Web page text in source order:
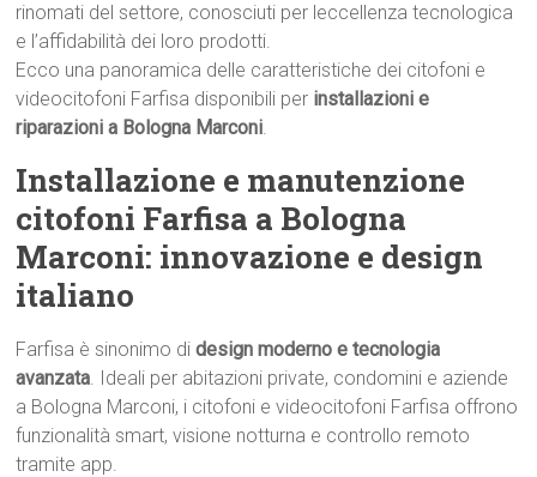
rinomati del settore, conosciuti per leccellenza tecnologica
e l’affidabilità dei loro prodotti.
Ecco una panoramica delle caratteristiche dei citofoni e
videocitofoni Farfisa disponibili per installazioni e
riparazioni a Bologna Marconi.
Installazione e manutenzione
citofoni Farfisa a Bologna
Marconi: innovazione e design
italiano
Farfisa è sinonimo didesign moderno e tecnologia
avanzata. Ideali per abitazioni private, condomini e aziende
a Bologna Marconi, i citofoni e videocitofoni Farfisa offrono
funzionalità smart, visione notturna e controllo remoto
tramite app.